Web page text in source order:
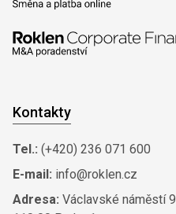
Kontakty
Tel.: (+420) 236 071 600
E-mail: info@roklen.cz
Adresa: Václavské náměstí 9